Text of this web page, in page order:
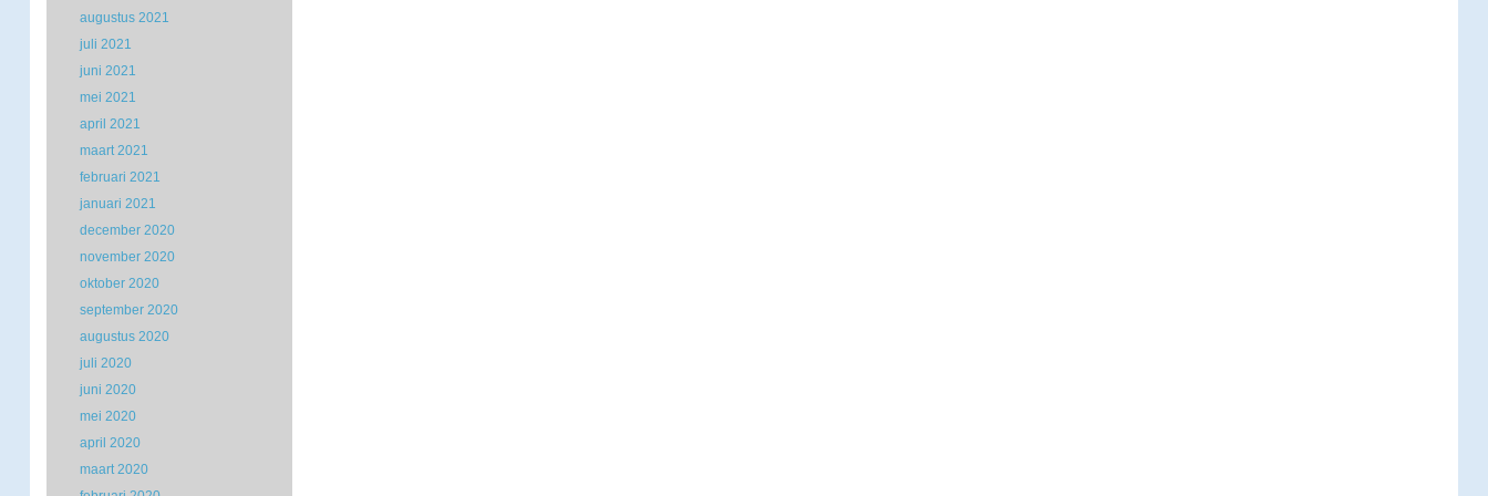
augustus 2021
juli 2021
juni 2021
mei 2021
april 2021
maart 2021
februari 2021
januari 2021
december 2020
november 2020
oktober 2020
september 2020
augustus 2020
juli 2020
juni 2020
mei 2020
april 2020
maart 2020